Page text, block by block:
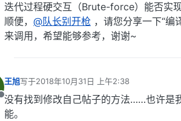
迭代过程硬交互（Brute-force）能否实
顺便， @队长别开枪 ，请您分享一下“编
来调用，希望能够参考，谢谢~
离线
王旭写于2018年10月31日 上午2:38
最后由 编辑
没有找到修改自己帖子的方法……也许是
能。